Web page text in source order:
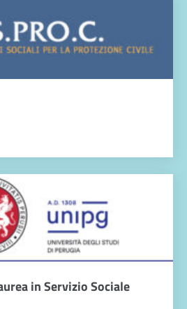
in Servizio Sociale